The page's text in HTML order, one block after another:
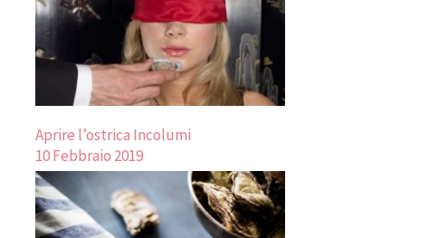
Aprire l’ostrica Incolumi
10 Febbraio 2019